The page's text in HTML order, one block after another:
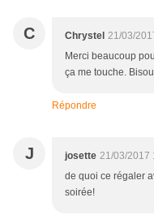
C Chrystel 21/03/
Merci beaucoup
ça me touche.
Répondre
J josette 21/03/2017
de quoi ce régaler
soirée!